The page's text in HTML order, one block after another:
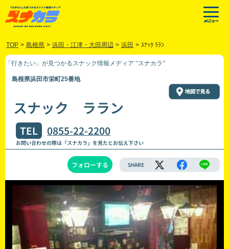
TOP > 島根県 > 浜田・江津・大田周辺 > 浜田 > ｽﾅｯｸ ﾗﾗﾝ
「行きたい」が見つかるスナック情報メディア “スナカラ”
島根県浜田市栄町25番地
スナック ララン
TEL 0855-22-2200
お問い合わせの際は「スナカラ」を見たとお伝え下さい
フォローする SHARE